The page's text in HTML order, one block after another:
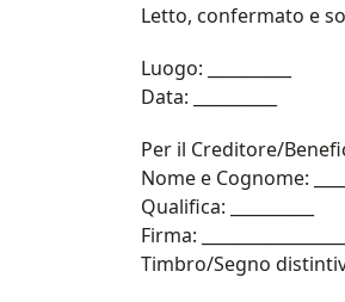
Letto, confermato e
Luogo: __________
Data: __________
Per il Creditore/
Nome e Cognome:
Qualifica: __________
Firma:
Timbro/Segno distintivo: